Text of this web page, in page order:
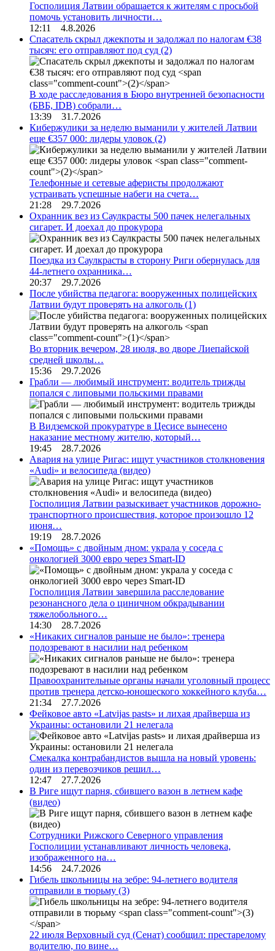
Госполиция Латвии обращается к жителям с просьбой
помочь установить личности…
12:11 4.8.2026
Спасатель скрыл джекпоты и задолжал по налогам €38
тысяч: его отправляют под суд (2)
В ходе расследования в Бюро внутренней безопасности
(БВБ, IDB) собрали…
13:39 31.7.2026
Кибержулики за неделю выманили у жителей Латвии
еще €357 000: лидеры уловок (2)
Телефонные и сетевые аферисты продолжают
устраивать успешные набеги на счета…
21:28 29.7.2026
Охранник вез из Саулкрасты 500 пачек нелегальных
сигарет. И доехал до прокурора
Поездка из Саулкрасты в сторону Риги обернулась для
44-летнего охранника…
20:37 29.7.2026
После убийства педагога: вооруженных полицейских
Латвии будут проверять на алкоголь (1)
Во вторник вечером, 28 июля, во дворе Лиепайской
средней школы…
15:36 29.7.2026
Грабли — любимый инструмент: водитель трижды
попался с липовыми польскими правами
В Видземской прокуратуре в Цесисе вынесено
наказание местному жителю, который…
19:45 28.7.2026
Авария на улице Ригас: ищут участников столкновения
«Audi» и велосипеда (видео)
Госполиция Латвии разыскивает участников дорожно-
транспортного происшествия, которое произошло 12
июня…
19:19 28.7.2026
«Помощь» с двойным дном: украла у соседа с
онкологией 3000 евро через Smart-ID
Госполиция Латвии завершила расследование
резонансного дела о циничном обкрадывании
тяжелобольного…
14:30 28.7.2026
«Никаких сигналов раньше не было»: тренера
подозревают в насилии над ребенком
Правоохранительные органы начали уголовный процесс
против тренера детско-юношеского хоккейного клуба…
21:34 27.7.2026
Фейковое авто «Latvijas pasts» и лихая драйверша из
Украины: остановили 21 нелегала
Смекалка контрабандистов вышла на новый уровень:
один из перевозчиков решил…
12:47 27.7.2026
В Риге ищут парня, сбившего вазон в летнем кафе
(видео)
Сотрудники Рижского Северного управления
Госполиции устанавливают личность человека,
изображенного на…
14:56 24.7.2026
Гибель школьницы на зебре: 94-летнего водителя
отправили в тюрьму (3)
22 июля Верховный суд (Сенат) сообщил: престарелому
водителю, по вине…